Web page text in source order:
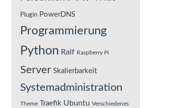
Plugin PowerDNS
Programmierung
Python Ralf Raspberry Pi
Server Skalierbarkeit
Systemadministration
Theme Traefik Ubuntu Verschiedenes